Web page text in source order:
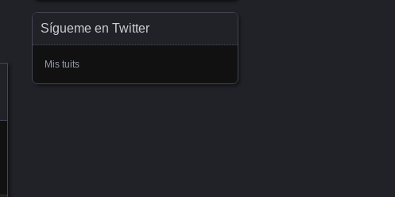
Sígueme en Twitter
Mis tuits